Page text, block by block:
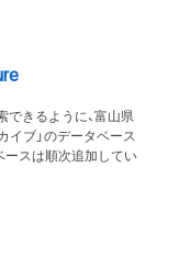
できるように、富山県
イブ」のデータベース
ースは順次追加してい